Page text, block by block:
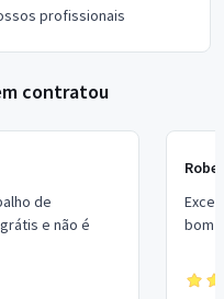
profissionais
contratou
de
e não é
bom